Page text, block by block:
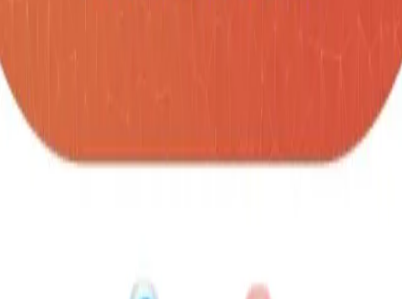
ideal para quienes necesitan llevar hidratación y
medicación de forma práctica. Fabricada en
plástico transparente, incluye un pastillero (3,5 X
fija en posición horizontal, evitando que ruede.